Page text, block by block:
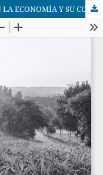
INFLUENCIA DE LA AGRICULTURA EN LA ECONOMÍA Y SU CONTRASTE FRENTE A LOS OBJETIVOS DE DESARROLLO SOSTENIBLE: CASO ECUADOR